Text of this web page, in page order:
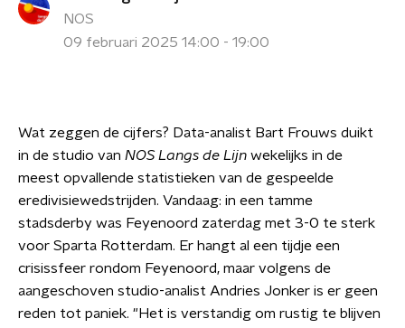
NOS
09 februari 2025 14:00 - 19:00
Wat zeggen de cijfers? Data-analist Bart Frouws duikt
in de studio van NOS Langs de Lijn wekelijks in de
meest opvallende statistieken van de gespeelde
eredivisiewedstrijden. Vandaag: in een tamme
stadsderby was Feyenoord zaterdag met 3-0 te sterk
voor Sparta Rotterdam. Er hangt al een tijdje een
crisissfeer rondom Feyenoord, maar volgens de
aangeschoven studio-analist Andries Jonker is er geen
reden tot paniek. "Het is verstandig om rustig te blijven